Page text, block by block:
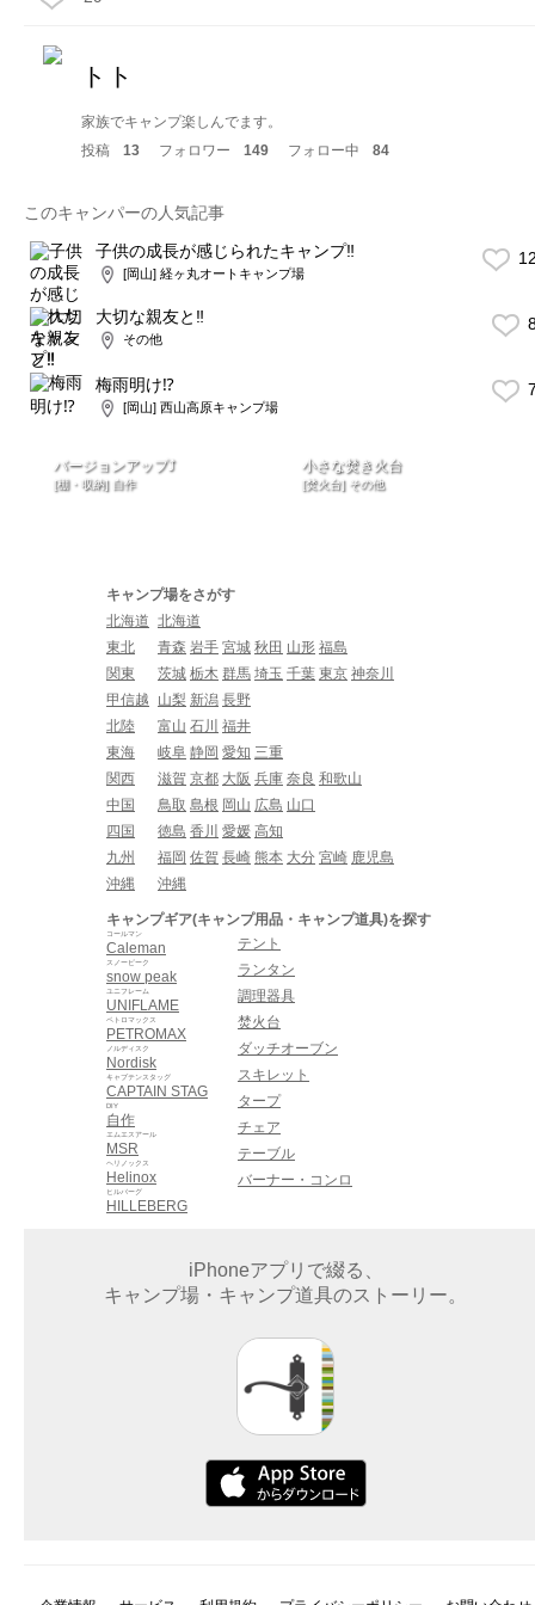
トト
家族でキャンプ楽しんでます。
投稿
13 フォロワー 149 フォロー中 84
このキャンパーの人気記事
子供の成長が感じられたキャンプ‼️
[岡山] 経ヶ丸オートキャンプ場
大切な親友と‼️
その他
梅雨明け⁉️
[岡山] 西山高原キャンプ場
バージョンアップ⤴️
[棚・収納] 自作
小さな焚き火台
[焚火台] その他
キャンプ場をさがす
北海道 北海道
東北
青森 岩手 宮城 秋田 山形 福島
関東
茨城 栃木 群馬 埼玉 千葉 東京 神奈川
甲信越
山梨 新潟 長野
北陸
富山 石川 福井
東海
岐阜 静岡 愛知 三重
関西
滋賀 京都 大阪 兵庫 奈良 和歌山
中国
鳥取 島根 岡山 広島 山口
四国
徳島 香川 愛媛 高知
九州
福岡 佐賀 長崎 熊本 大分 宮崎 鹿児島
沖縄
沖縄
キャンプギア(キャンプ用品・キャンプ道具)を探す
Caleman
コールマン
snow peak
スノーピーク
UNIFLAME
ユニフレーム
PETROMAX
ペトロマックス
Nordisk
ノルディスク
CAPTAIN STAG
キャプテンスタッグ
自作
DIY
MSR
エムエスアール
Helinox
ヘリノックス
HILLEBERG
ヒルバーグ
テント
ランタン
調理器具
焚火台
ダッチオーブン
スキレット
タープ
チェア
テーブル
バーナー・コンロ
iPhoneアプリで綴る、
キャンプ場・キャンプ道具のストーリー。